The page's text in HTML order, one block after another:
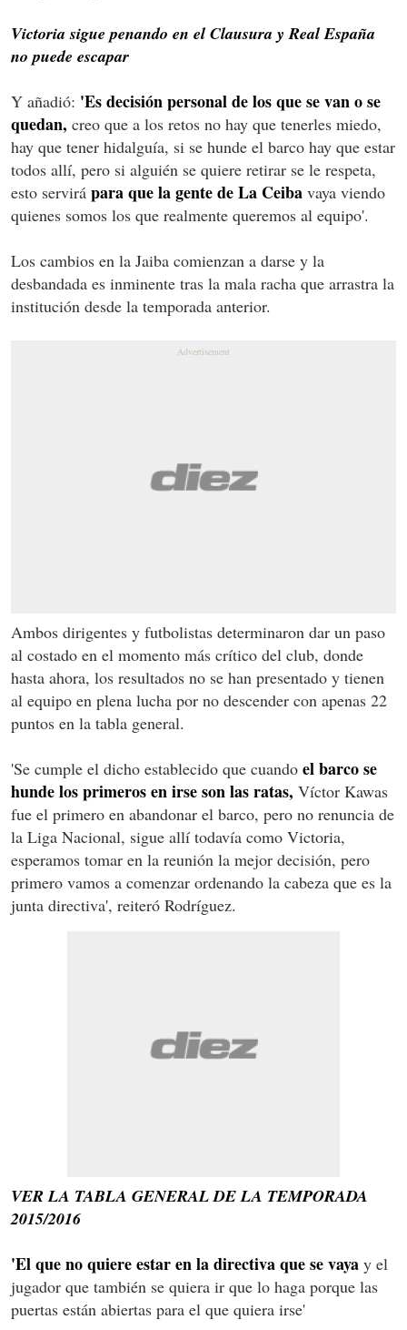
Victoria sigue penando en el Clausura y Real España
no puede escapar
Y añadió: 'Es decisión personal de los que se van o se
quedan, creo que a los retos no hay que tenerles miedo,
hay que tener hidalguía, si se hunde el barco hay que estar
todos allí, pero si alguién se quiere retirar se le respeta,
esto servirá para que la gente de La Ceiba vaya viendo
quienes somos los que realmente queremos al equipo'.
Los cambios en la Jaiba comienzan a darse y la
desbandada es inminente tras la mala racha que arrastra la
institución desde la temporada anterior.
Ambos dirigentes y futbolistas determinaron dar un paso
al costado en el momento más crítico del club, donde
hasta ahora, los resultados no se han presentado y tienen
al equipo en plena lucha por no descender con apenas 22
puntos en la tabla general.
'Se cumple el dicho establecido que cuando el barco se
hunde los primeros en irse son las ratas, Víctor Kawas
fue el primero en abandonar el barco, pero no renuncia de
la Liga Nacional, sigue allí todavía como Victoria,
esperamos tomar en la reunión la mejor decisión, pero
primero vamos a comenzar ordenando la cabeza que es la
junta directiva', reiteró Rodríguez.
VER LA TABLA GENERAL DE LA TEMPORADA
2015/2016
'El que no quiere estar en la directiva que se vaya y el
jugador que también se quiera ir que lo haga porque las
puertas están abiertas para el que quiera irse'